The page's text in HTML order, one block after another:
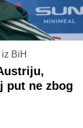
BiH
put ne zbog